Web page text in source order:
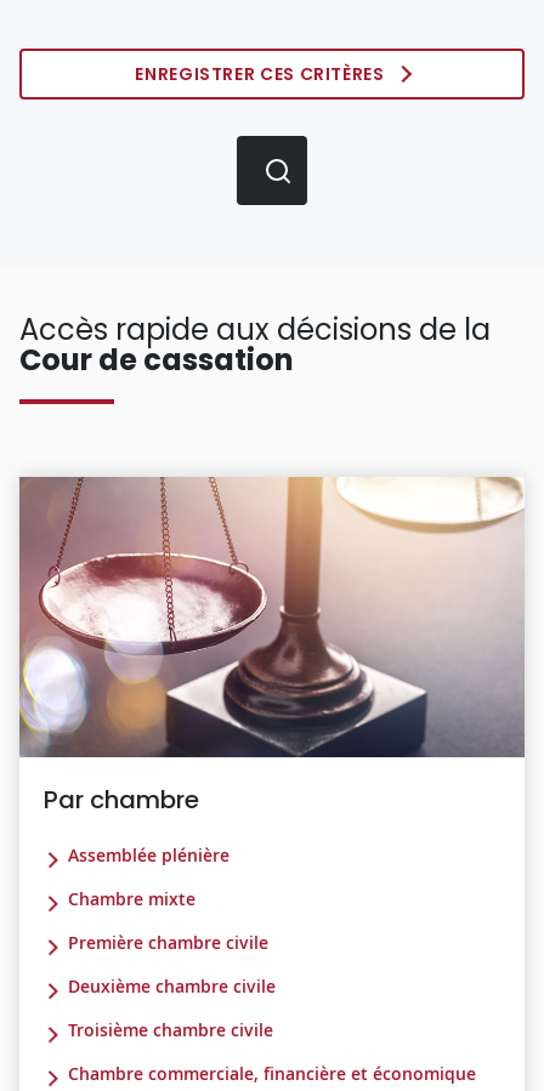
ENREGISTRER CES CRITÈRES
Accès rapide aux décisions de la
Cour de cassation
Par chambre
Assemblée plénière
Chambre mixte
Première chambre civile
Deuxième chambre civile
Troisième chambre civile
Chambre commerciale, financière et économique